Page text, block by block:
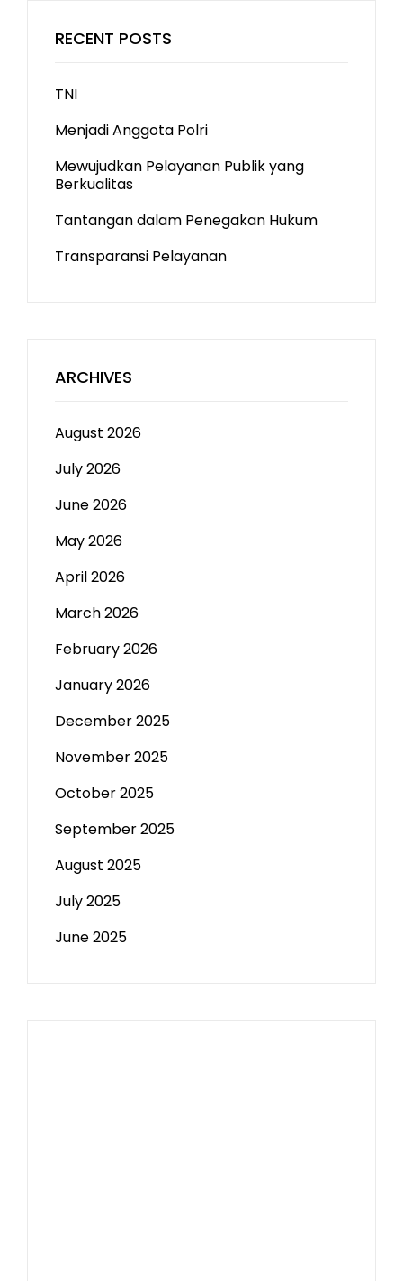
RECENT POSTS
TNI
Menjadi Anggota Polri
Mewujudkan Pelayanan Publik yang
Berkualitas
Tantangan dalam Penegakan Hukum
Transparansi Pelayanan
ARCHIVES
August 2026
July 2026
June 2026
May 2026
April 2026
March 2026
February 2026
January 2026
December 2025
November 2025
October 2025
September 2025
August 2025
July 2025
June 2025